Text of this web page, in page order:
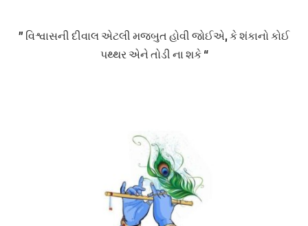
” વિશ્વાસની દીવાલ એટલી મજબુત હોવી જોઈએ, કે શંકાનો કોઈ
પથ્થર એને તોડી ના શકે “